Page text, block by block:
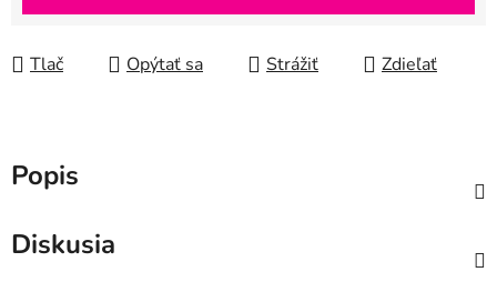
Tlač Opýtať sa Strážiť Zdieľať
Popis
Diskusia